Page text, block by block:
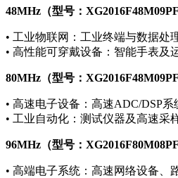
48MHz（型号：XG2016F48M09PF
• 工业物联网：工业终端与数据处
• 高性能可穿戴设备：智能手表及
80MHz（型号：XG2016F48M09PF
• 高速电子设备：高速ADC/DSP系
• 工业自动化：测试仪器及高速采
96MHz（型号：XG2016F80M08PF
• 高端电子系统：高速网络设备、